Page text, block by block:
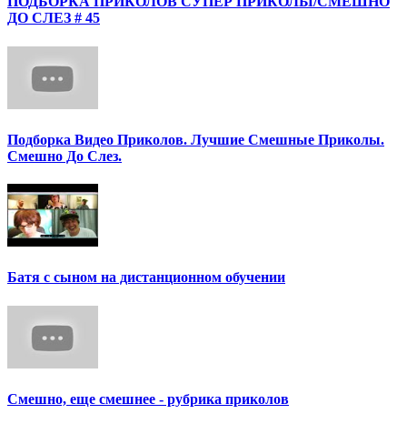
ДО СЛЕЗ # 45
Подборка Видео Приколов. Лучшие Смешные Приколы.
Смешно До Слез.
Батя с сыном на дистанционном обучении
Смешно, еще смешнее - рубрика приколов